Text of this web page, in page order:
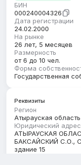
БИН
000240004326
Дата регистрации
24.02.2000
На рынке
26 лет, 5 месяцев
Размерность
от 6 до 10 чел.
Форма
Государственная
Реквизиты
Регион
Атырауская область
Юридический адрес
АТЫРАУСКАЯ
БАКСАЙСКИЙ С.О.,
здание 15